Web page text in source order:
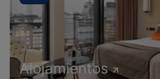
Alojamientos